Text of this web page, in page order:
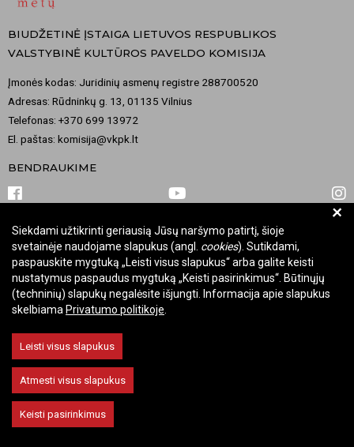
BIUDŽETINĖ ĮSTAIGA LIETUVOS RESPUBLIKOS
VALSTYBINĖ KULTŪROS PAVELDO KOMISIJA
Įmonės kodas: Juridinių asmenų registre 288700520
Adresas: Rūdninkų g. 13, 01135 Vilnius
Telefonas: +370 699 13972
El. paštas: komisija@vkpk.lt
BENDRAUKIME
© 2026 Valstybinė kultūros paveldo komisija. Visos teisės saugomos.
Keisti slapukų nustatymus
+
Siekdami užtikrinti geriausią Jūsų naršymo patirtį, šioje
svetainėje naudojame slapukus (angl. cookies). Sutikdami,
paspauskite mygtuką „Leisti visus slapukus“ arba galite keisti
nustatymus paspaudus mygtuką „Keisti pasirinkimus“. Būtinųjų
(techninių) slapukų negalėsite išjungti. Informacija apie slapukus
skelbiama Privatumo politikoje
Leisti visus slapukus
Atmesti visus slapukus
Keisti pasirinkimus